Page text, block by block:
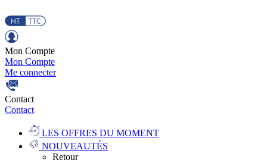
Mon Compte
Mon Compte
Me connecter
Contact
Contact
LES OFFRES DU MOMENT
NOUVEAUTÉS
Retour